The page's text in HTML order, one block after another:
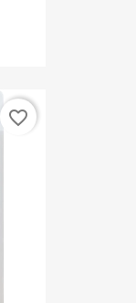
favorite_border